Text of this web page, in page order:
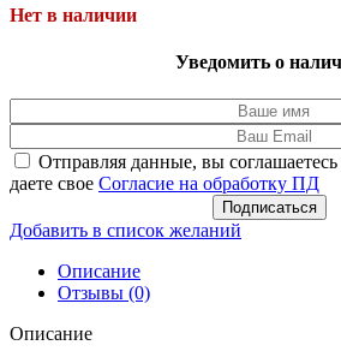
Нет в наличии
Уведомить о
Отправляя данные, вы соглашаетесь
даете свое Согласие на обработку ПД
Подписаться
Добавить в список желаний
Описание
Отзывы (0)
Описание